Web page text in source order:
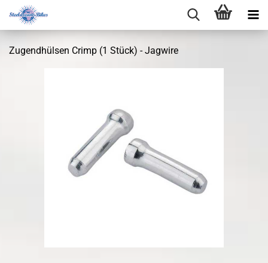
Zugendhülsen Crimp (1 Stück) - Jagwire